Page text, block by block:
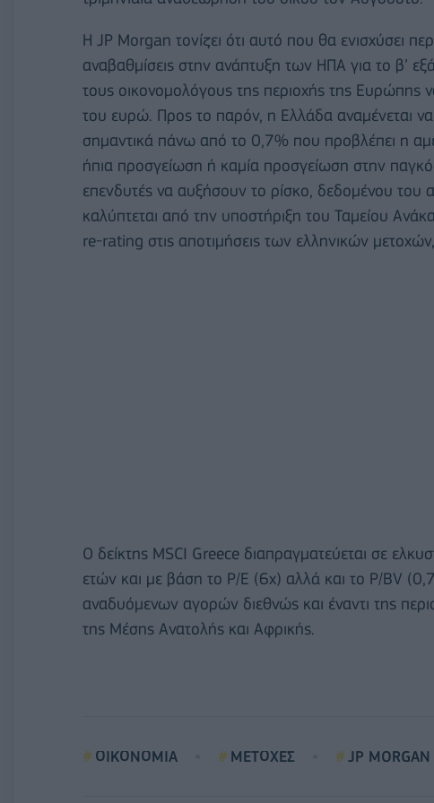
Η JP Morgan τονίζει ότι αυτό που θα ενισχύσει
αναβαθμίσεις στην ανάπτυξη των ΗΠΑ για το β’
τους οικονομολόγους της περιοχής της Ευρώπης
του ευρώ. Προς το παρόν, η Ελλάδα αναμένεται
σημαντικά πάνω από το 0,7% που προβλέπει η
ήπια προσγείωση ή καμία προσγείωση στην
επενδυτές να αυξήσουν το ρίσκο, δεδομένου
καλύπτεται από την υποστήριξη του Ταμείου
re-rating στις αποτιμήσεις των ελληνικών
Ο δείκτης MSCI Greece διαπραγματεύεται σε
ετών και με βάση το P/E (6x) αλλά και το P/BV
αναδυόμενων αγορών διεθνώς και έναντι της
της Μέσης Ανατολής και Αφρικής.
ΟΙΚΟΝΟΜΙΑ ΜΕΤΟΧΕΣ JP MORGAN